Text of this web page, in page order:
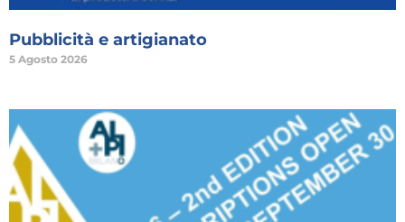
Pubblicità e artigianato
5 Agosto 2026